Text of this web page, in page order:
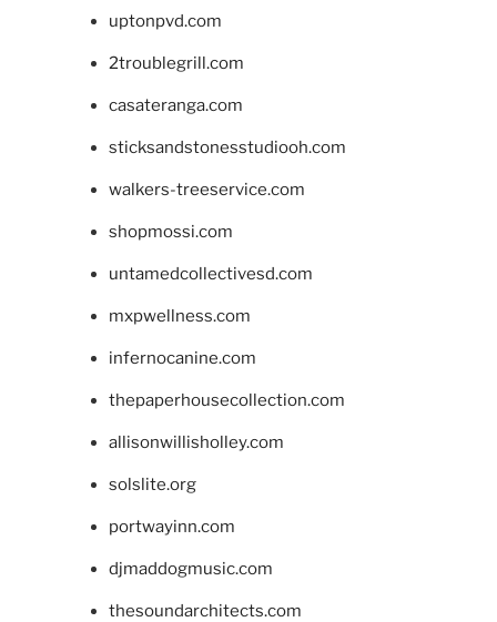
uptonpvd.com
2troublegrill.com
casateranga.com
sticksandstonesstudiooh.com
walkers-treeservice.com
shopmossi.com
untamedcollectivesd.com
mxpwellness.com
infernocanine.com
thepaperhousecollection.com
allisonwillisholley.com
solslite.org
portwayinn.com
djmaddogmusic.com
thesoundarchitects.com